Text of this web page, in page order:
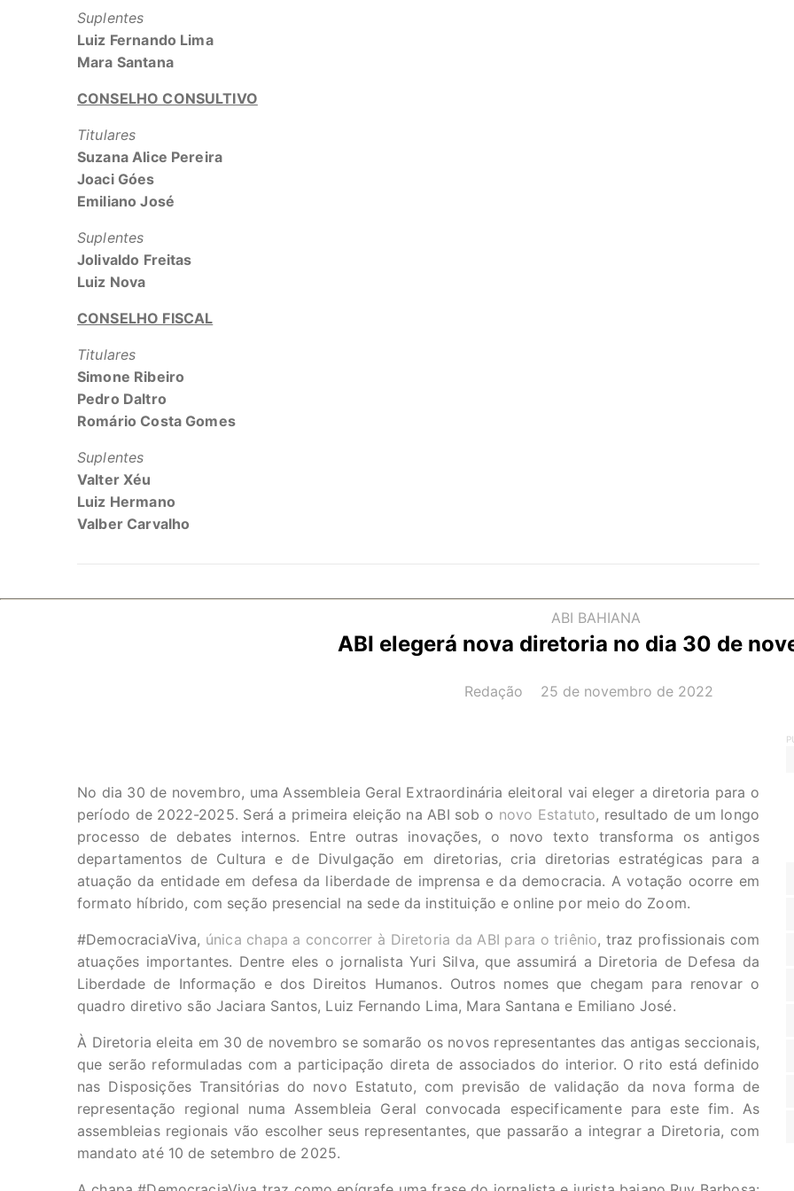
Suplentes
Luiz Fernando Lima
Mara Santana
CONSELHO CONSULTIVO
Titulares
Suzana Alice Pereira
Joaci Góes
Emiliano José
Suplentes
Jolivaldo Freitas
Luiz Nova
CONSELHO FISCAL
Titulares
Simone Ribeiro
Pedro Daltro
Romário Costa Gomes
Suplentes
Valter Xéu
Luiz Hermano
Valber Carvalho
ABI BAHIANA
ABI elegerá nova diretoria no dia 30 de
AUTOR(A):
Redação DATA:
25 de novembro de 2022
No dia 30 de novembro, uma Assembleia Geral Extraordinária eleitoral vai eleger a diretoria para o
período de 2022-2025. Será a primeira eleição na ABI sob o novo Estatuto, resultado de um longo
processo de debates internos. Entre outras inovações, o novo texto transforma os antigos
departamentos de Cultura e de Divulgação em diretorias, cria diretorias estratégicas para a
atuação da entidade em defesa da liberdade de imprensa e da democracia. A votação ocorre em
formato híbrido, com seção presencial na sede da instituição e online por meio do Zoom.
#DemocraciaViva, única chapa a concorrer à Diretoria da ABI para o triênio, traz profissionais com
atuações importantes. Dentre eles o jornalista Yuri Silva, que assumirá a Diretoria de Defesa da
Liberdade de Informação e dos Direitos Humanos. Outros nomes que chegam para renovar o
quadro diretivo são Jaciara Santos, Luiz Fernando Lima, Mara Santana e Emiliano José.
À Diretoria eleita em 30 de novembro se somarão os novos representantes das antigas seccionais,
que serão reformuladas com a participação direta de associados do interior. O rito está definido
nas Disposições Transitórias do novo Estatuto, com previsão de validação da nova forma de
representação regional numa Assembleia Geral convocada especificamente para este fim. As
assembleias regionais vão escolher seus representantes, que passarão a integrar a Diretoria, com
mandato até 10 de setembro de 2025.